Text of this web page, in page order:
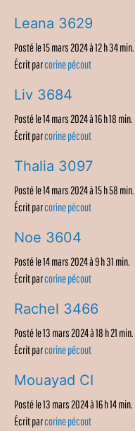
Leana 3629
Posté le 15 mars 2024 à 12 h 34 min.
Écrit parcorine pécout
Liv 3684
Posté le 14 mars 2024 à 16 h 18 min.
Écrit parcorine pécout
Thalia 3097
Posté le 14 mars 2024 à 15 h 58 min.
Écrit parcorine pécout
Noe 3604
Posté le 14 mars 2024 à 9 h 31 min.
Écrit parcorine pécout
Rachel 3466
Posté le 13 mars 2024 à 18 h 21 min.
Écrit parcorine pécout
Mouayad CI
Posté le 13 mars 2024 à 16 h 14 min.
Écrit parcorine pécout